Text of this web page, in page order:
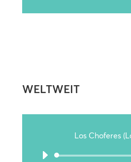
WELTWEIT
Los Choferes